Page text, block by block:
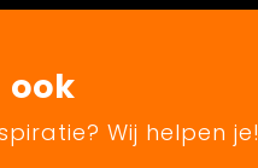
ook
Wij helpen je!